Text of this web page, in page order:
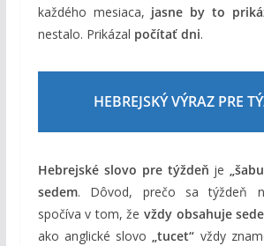
každého mesiaca, jasne by to
nestalo. Prikázal počítať dni.
HEBREJSKÝ VÝRAZ PRE
Hebrejské slovo pre týždeň je
sedem. Dôvod, prečo sa týždeň
spočíva v tom, že vždy obsahuje
ako anglické slovo„tucet“ vždy